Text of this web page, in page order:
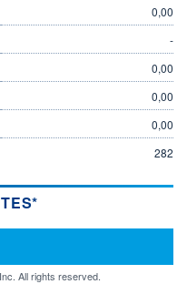
0,00
-
0,00
0,00
0,00
282
All rights reserved.